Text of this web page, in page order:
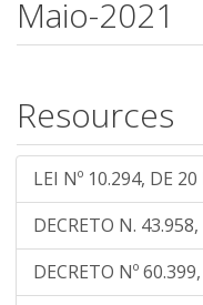
Maio-2021
Resources
LEI Nº 10.294, DE
DECRETO N.
DECRETO Nº